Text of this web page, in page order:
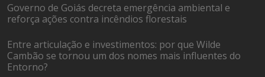
Governo de Goiás decreta emergência ambiental e
reforça ações contra incêndios florestais
Entre articulação e investimentos: por que Wilde
Cambão se tornou um dos nomes mais influentes do
Entorno?